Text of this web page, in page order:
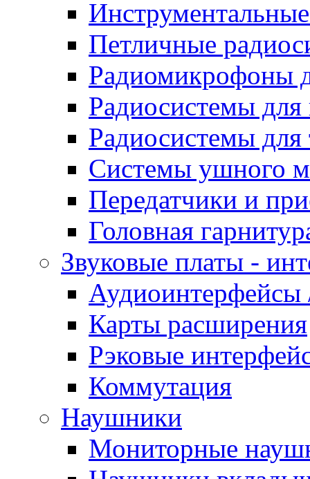
Петличные
Радиомикрофоны
Радиосистемы для
Радиосистемы для
Системы ушного
Передатчики и
Головная
Звуковые платы -
Аудиоинтерфейсы
Карты расширения
Рэковые
Коммутация
Наушники
Мониторные